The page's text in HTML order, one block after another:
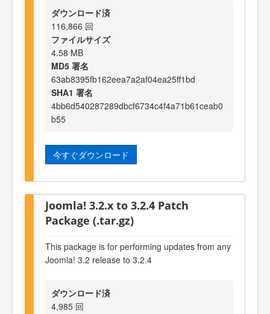
ダウンロード済
116,866 回
ファイルサイズ
4.58 MB
MD5 署名
63ab8395fb162eea7a2af04ea25ff1bd
SHA1 署名
4bb6d540287289dbcf6734c4f4a71b61ceab0
b55
今すぐダウンロード
Joomla! 3.2.x to 3.2.4 Patch
Package (.tar.gz)
This package is for performing updates from any
Joomla! 3.2 release to 3.2.4
ダウンロード済
4,985 回